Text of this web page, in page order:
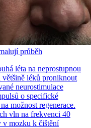
průběh
léta na neprostupnou
většině léků proniknout
neurostimulace
o specifické
možnost regenerace.
vln na frekvenci 40
v mozku k čištění